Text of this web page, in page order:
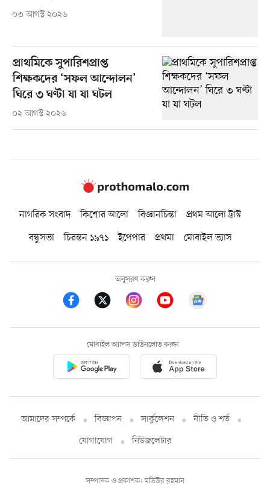
০৩ আগস্ট ২০২৬
প্রাথমিকে সুপারিশপ্রাপ্ত
শিক্ষকদের ‘সফল আন্দোলন’
ঘিরে ৩ ঘণ্টা যা যা ঘটল
০২ আগস্ট ২০২৬
নাগরিক সংবাদ কিশোর আলো বিজ্ঞানচিন্তা
প্রথম আলো ট্রাস্ট
বন্ধুসভা
চিরন্তন ১৯৭১ ইপেপার প্রথমা মোবাইল ভ্যাস
অনুসরণ করুন
মোবাইল অ্যাপস ডাউনলোড করুন
আমাদের সম্পর্কে বিজ্ঞাপন সার্কুলেশন
নীতি ও শর্ত
যোগাযোগ
নিউজলেটার
সম্পাদক ও প্রকাশক: মতিউর রহমান